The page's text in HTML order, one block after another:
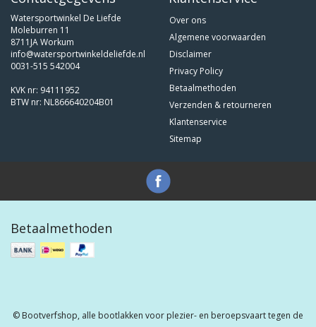
Watersportwinkel De Liefde
Moleburren 11
8711JA Workum
info@watersportwinkeldeliefde.nl
0031-515 542004
KVK nr: 94111952
BTW nr: NL866640204B01
Over ons
Algemene voorwaarden
Disclaimer
Privacy Policy
Betaalmethoden
Verzenden & retourneren
Klantenservice
Sitemap
Betaalmethoden
© Bootverfshop, alle bootlakken voor plezier- en beroepsvaart tegen de